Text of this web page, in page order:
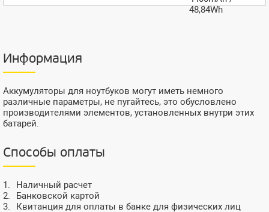
48,84Wh
Информация
Аккумуляторы для ноутбуков могут иметь немного
различные параметры, не пугайтесь, это обусловлено
производителями элементов, установленных внутри этих
батарей.
Способы оплаты
Наличный расчет
Банковской картой
Квитанция для оплаты в банке для физических лиц